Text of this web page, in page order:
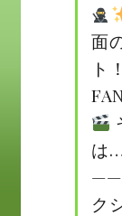
面
ト！
は
——
ク